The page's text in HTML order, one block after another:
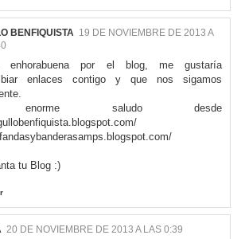
BENFIQUISTA 19 DE NOVIEMBRE DE 2013 A
enhorabuena por el blog, me gustaría
enlaces contigo y que nos sigamos
saludo desde
tu Blog :)
20 DE NOVIEMBRE DE 2013 A LAS 0:39